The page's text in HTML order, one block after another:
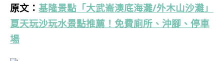
原文： 基隆景點「大武崙澳底海灘/外木山沙灘」
夏天玩沙玩水景點推薦！免費廁所、沖腳、停車
場